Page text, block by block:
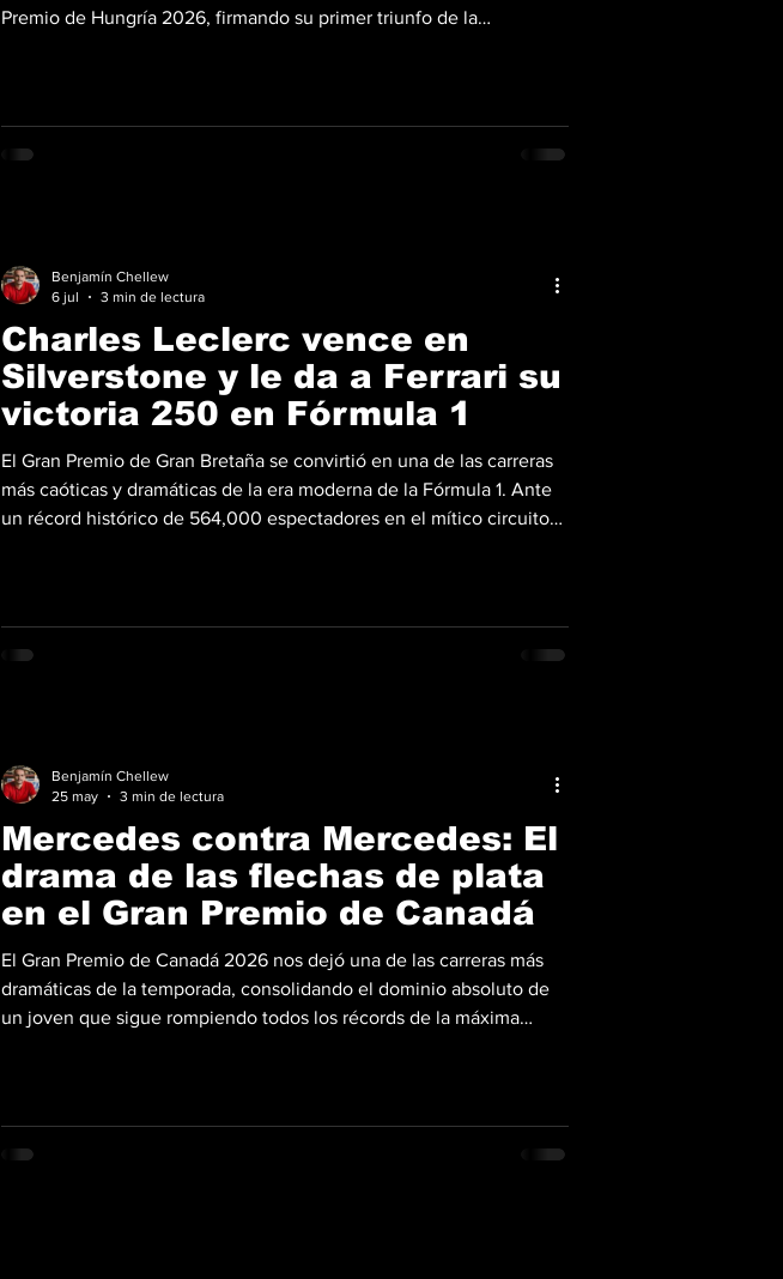
Premio de Hungría 2026, firmando su primer triunfo de la
piloto británico desplegó un ritmo implacable para liderar el regreso
de la escudería de Woki
Charles Leclerc vence en
Silverstone y le da a Ferrari su
victoria 250 en Fórmula 1
El Gran Premio de Gran Bretaña se convirtió en una de las carreras
más caóticas y dramáticas de la era moderna de la Fórmula 1. Ante
un récord histórico de 564,000 espectadores en el mítico circuito
Campeonato Mundial de Fórmula 1 justo en el mismo circuito donde
la Scuderia consiguió
Benjamín Chellew
6 jul
3 min de lectura
Mercedes contra Mercedes: El
drama de las flechas de plata
en el Gran Premio de Canadá
El Gran Premio de Canadá 2026 nos dejó una de las carreras más
dramáticas de la temporada, consolidando el dominio absoluto de
un joven que sigue rompiendo todos los récords de la máxima
equipo, George Russell. Con este resultado, el novato italiano firma
su cuarta victoria consecutiv
Benjamín Chellew
25 may
3 min de lectura